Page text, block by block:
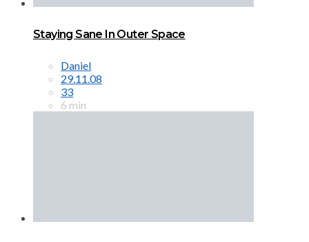
Staying Sane In Outer Space
Daniel
29.11.08
33
6 min